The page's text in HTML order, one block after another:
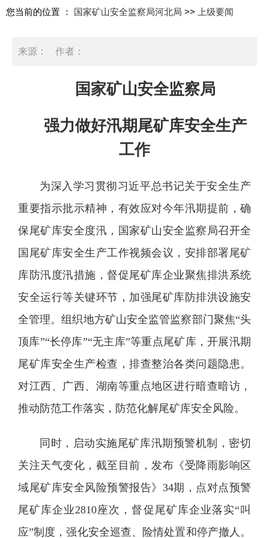
您当前的位置 ： 国家矿山安全监察局河北局 >> 上级要闻
来源： 作者：
日期：2025-06-19 11:18:51
国家矿山安全监察局
强力做好汛期尾矿库安全生产
工作
为深入学习贯彻习近平总书记关于安全生产
重要指示批示精神，有效应对今年汛期提前，确
保尾矿库安全度汛，国家矿山安全监察局召开全
国尾矿库安全生产工作视频会议，安排部署尾矿
库防汛度汛措施，督促尾矿库企业聚焦排洪系统
安全运行等关键环节，加强尾矿库防排洪设施安
全管理。组织地方矿山安全监管监察部门聚焦“头
顶库”“长停库”“无主库”等重点尾矿库，开展汛期
尾矿库安全生产检查，排查整治各类问题隐患。
对江西、广西、湖南等重点地区进行暗查暗访，
推动防范工作落实，防范化解尾矿库安全风险。
同时，启动实施尾矿库汛期预警机制，密切
关注天气变化，截至目前，发布《受降雨影响区
域尾矿库安全风险预警报告》34期，点对点预警
尾矿库企业2810座次，督促尾矿库企业落实“叫
应”制度，强化安全巡查、险情处置和停产撤人。